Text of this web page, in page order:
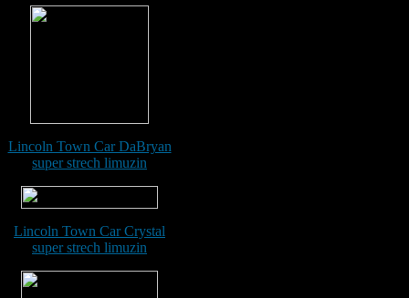
Lincoln Town Car DaBryan
super strech limuzin
Lincoln Town Car Crystal
super strech limuzin